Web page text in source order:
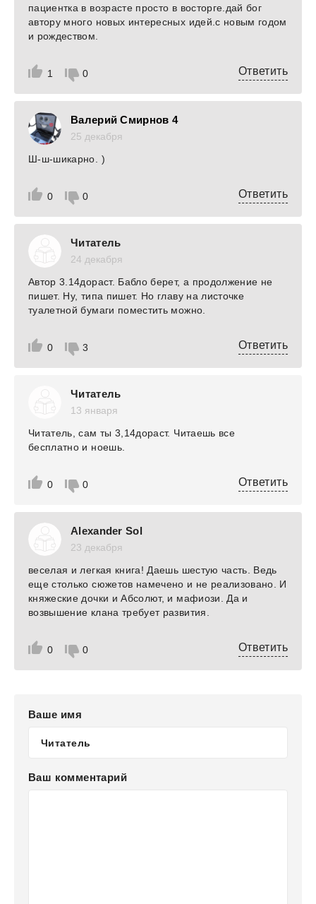
1 0
пациентка в возрасте просто в восторге.дай бог
автору много новых интересных идей.с новым годом
и рождеством.
Ответить
Валерий Смирнов 4
25 декабря
0 0
Ш-ш-шикарно. )
Ответить
Читатель
24 декабря
0 3
Автор 3.14дораст. Бабло берет, а продолжение не
пишет. Ну, типа пишет. Но главу на листочке
туалетной бумаги поместить можно.
Ответить
Читатель
13 января
0 0
Читатель, сам ты 3,14дораст. Читаешь все
бесплатно и ноешь.
Ответить
Alexander Sol
23 декабря
0 0
веселая и легкая книга! Даешь шестую часть. Ведь
еще столько сюжетов намечено и не реализовано. И
княжеские дочки и Абсолют, и мафиози. Да и
возвышение клана требует развития.
Ответить
Ваше имя
Ваш комментарий